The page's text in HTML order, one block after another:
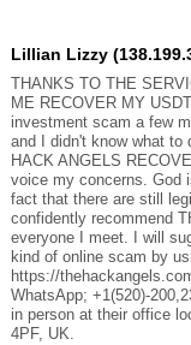
Lillian Lizzy
THANKS TO THE
ME RECOVER MY
investment scam a few
and I didn't know what to
HACK ANGELS
voice my concerns. God
fact that there are still
confidently recommend
everyone I meet. I will
kind of online scam by
https://
WhatsApp; +1(520)-
in person at their office
4PF, UK.